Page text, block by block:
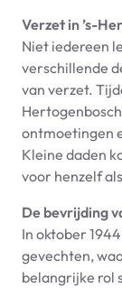
Verzet in ’s-
Niet iedereen
verschillende
van verzet.
ontmoetingen
Kleine daden
voor henzelf
De bevrijding
In oktober
gevechten,
belangrijke rol